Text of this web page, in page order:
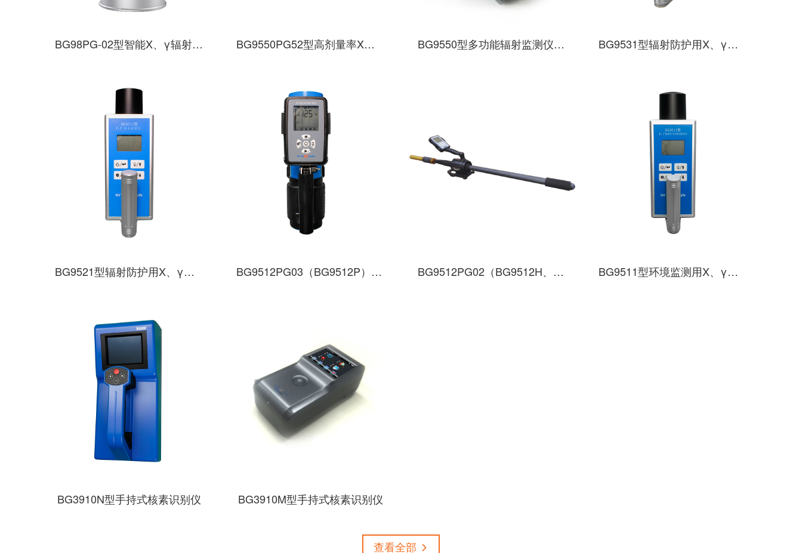
BG98PG-02型智能X、γ辐射监测仪 BG9550PG52型高剂量率X、γ剂量率仪 BG9550型多功能辐射监测仪主机（核电） BG9531型辐射防护用X、γ剂量当量率仪（带短时曝光）
BG9521型辐射防护用X、γ剂量当量率仪 BG9512PG03（BG9512P）型高灵敏度X、γ巡检仪 BG9512PG02（BG9512H、BG9512G）型高剂量率X、γ剂量率仪 BG9511型环境监测用X、γ吸收剂量率仪
BG3910N型手持式核素识别仪 BG3910M型手持式核素识别仪
查看全部